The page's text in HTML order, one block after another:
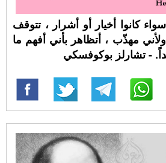
كانوا أخيار أو أشرار ، تتوقف
مهذّب ، أتظاهر بأني أفهم ما
- تشارلز بوكوفسكي